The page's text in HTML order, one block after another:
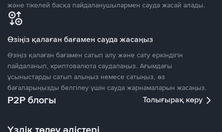
және тікелей басқа пайдаланушылармен сауда жасай алады.
Өзіңіз қалаған бағамен сауда жасаңыз
Өзіңіз қалаған бағамен сатып алу және сату еркіндігін
пайдаланып, криптовалюта саудалаңыз. Ағымдағы
ұсыныстарды сатып алыңыз немесе сатыңыз, өз
бағаларыңызды белгілеу үшін сауда жарнамаларын жасаңыз.
P2P блогы Толығырақ көру